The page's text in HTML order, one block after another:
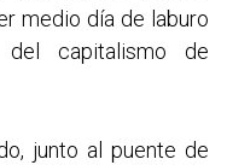
medio día de laburo
capitalismo de
junto al puente de